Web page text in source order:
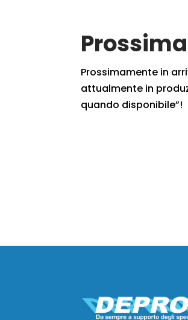
Prossimamente in
attualmente in
quando disponibile”!